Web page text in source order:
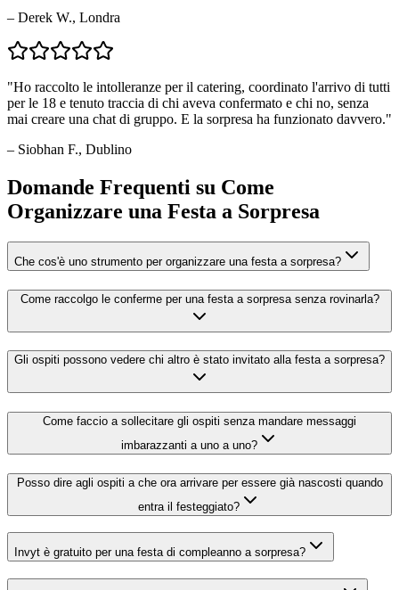
– Derek W., Londra
"Ho raccolto le intolleranze per il catering, coordinato l'arrivo di tutti
per le 18 e tenuto traccia di chi aveva confermato e chi no, senza
mai creare una chat di gruppo. E la sorpresa ha funzionato davvero."
– Siobhan F., Dublino
Domande Frequenti su Come
Organizzare una Festa a Sorpresa
Che cos'è uno strumento per organizzare una festa a sorpresa?
Come raccolgo le conferme per una festa a sorpresa senza rovinarla?
Gli ospiti possono vedere chi altro è stato invitato alla festa a sorpresa?
Come faccio a sollecitare gli ospiti senza mandare messaggi
imbarazzanti a uno a uno?
Posso dire agli ospiti a che ora arrivare per essere già nascosti quando
entra il festeggiato?
Invyt è gratuito per una festa di compleanno a sorpresa?